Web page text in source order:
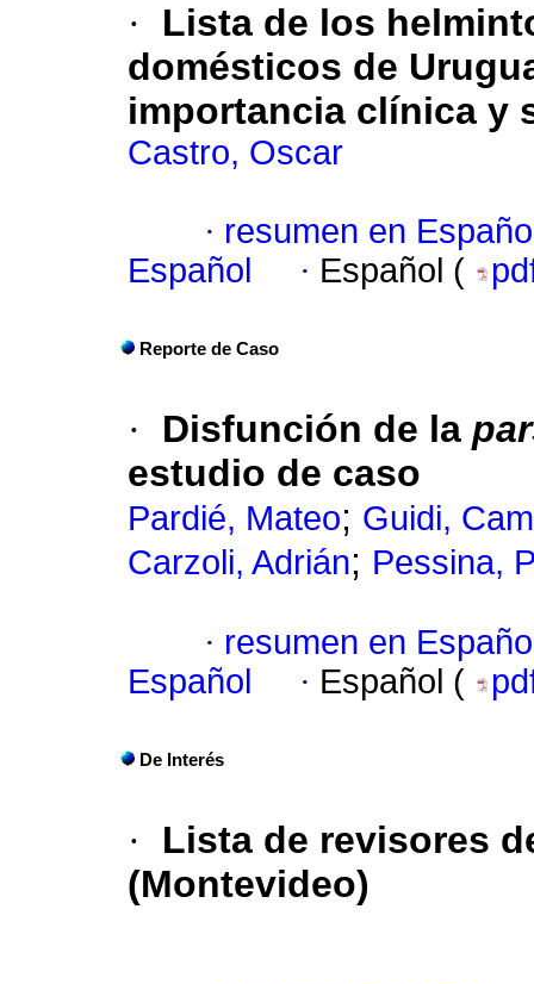
·
Lista de los
domésticos de
importancia clínica y
Castro, Oscar
· resumen en
Español
· Español (
Reporte de Caso
· Disfunción de la
estudio de caso
Pardié, Mateo; Guidi,
Carzoli, Adrián; Pessina,
· resumen en
Español
· Español (
De Interés
·
Lista de revisores
(Montevideo)